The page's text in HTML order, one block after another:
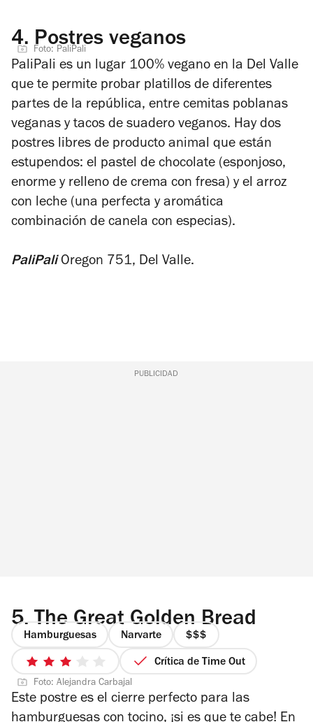
4. Postres veganos
Foto: PaliPali
PaliPali es un lugar 100% vegano en la Del Valle
que te permite probar platillos de diferentes
partes de la república, entre cemitas poblanas
veganas y tacos de suadero veganos. Hay dos
postres libres de producto animal que están
estupendos: el pastel de chocolate (esponjoso,
enorme y relleno de crema con fresa) y el arroz
con leche (una perfecta y aromática
combinación de canela con especias).
PaliPali Oregon 751, Del Valle.
PUBLICIDAD
5. The Great Golden Bread
Hamburguesas Narvarte
precio
3
4
3
de
5
estrellas
Crítica de Time Out
Foto: Alejandra Carbajal
Este postre es el cierre perfecto para las